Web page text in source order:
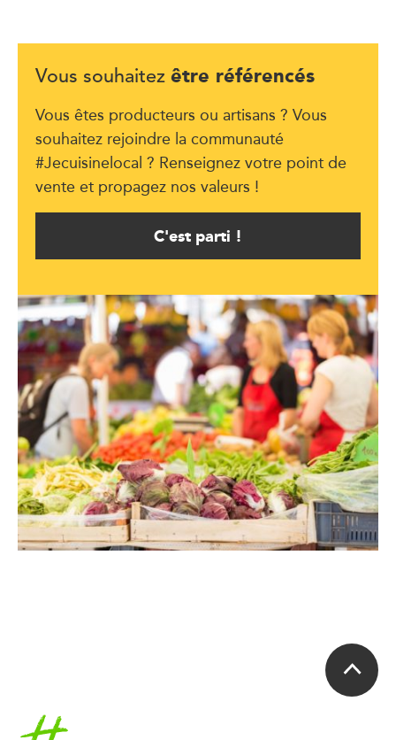
Vous souhaitez être référencés
Vous êtes producteurs ou artisans ? Vous
souhaitez rejoindre la communauté
#Jecuisinelocal ? Renseignez votre point de
vente et propagez nos valeurs !
C'est parti !
Accueil